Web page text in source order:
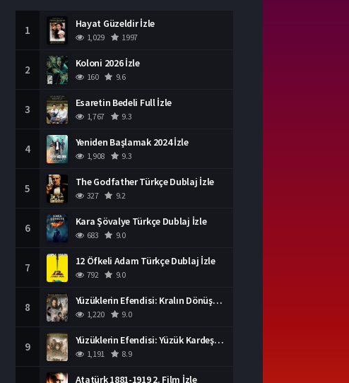
1 Hayat Güzeldir İzle
1,029 1997
2 Koloni 2026 İzle
160 9.6
3 Esaretin Bedeli Full İzle
1,767 9.3
4 Yeniden Başlamak 2024 İzle
1,908 9.3
5 The Godfather Türkçe Dublaj İzle
327 9.2
6 Kara Şövalye Türkçe Dublaj İzle
683 9.0
7 12 Öfkeli Adam Türkçe Dublaj İzle
792 9.0
8 Yüzüklerin Efendisi: Kralın Dönüşü İzle
1,220 9.0
9 Yüzüklerin Efendisi: Yüzük Kardeşliği Türkçe Dublaj İzle
1,191 8.9
Atatürk 1881-1919 2. Film İzle